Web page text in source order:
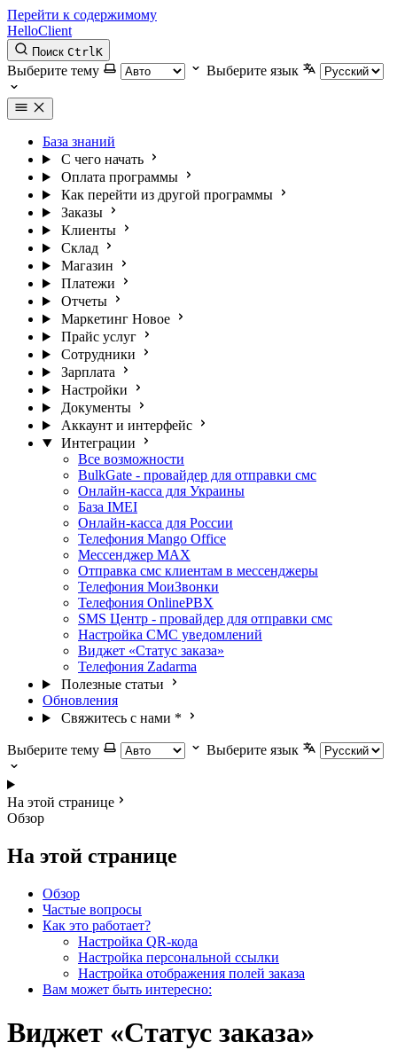
Перейти к содержимому
HelloClient
Поиск CtrlK
Выберите тему Выберите язык
База знаний
С чего начать
Оплата программы
Как перейти из другой программы
Заказы
Клиенты
Склад
Магазин
Платежи
Отчеты
Маркетинг Новое
Прайс услуг
Сотрудники
Зарплата
Настройки
Документы
Аккаунт и интерфейс
Интеграции
Все возможности
BulkGate - провайдер для отправки смс
Онлайн-касса для Украины
База IMEI
Онлайн-касса для России
Телефония Mango Office
Мессенджер МАХ
Отправка смс клиентам в мессенджеры
Телефония МоиЗвонки
Телефония OnlinePBX
SMS Центр - провайдер для отправки смс
Настройка СМС уведомлений
Виджет «Статус заказа»
Телефония Zadarma
Полезные статьи
Обновления
Свяжитесь с нами *
Выберите тему Выберите язык
На этой странице
Обзор
На этой странице
Обзор
Частые вопросы
Как это работает?
Настройка QR-кода
Настройка персональной ссылки
Настройка отображения полей заказа
Вам может быть интересно:
Виджет «Статус заказа»